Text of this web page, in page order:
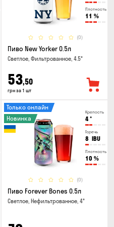
Плотность
11 %
(0)
Пиво New Yorker 0.5л
Светлое, Фильтрованное, 4.5°
53,50
грн за 1 шт
Крепость
4°
Горечь
8 IBU
Плотность
10 %
(0)
Только онлайн
Новинка
Пиво Forever Bones 0.5л
Светлое, Нефильтрованное, 4°